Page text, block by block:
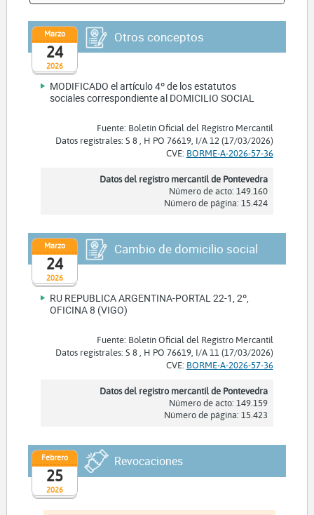
2026
Marzo
24
Otros conceptos
MODIFICADO el artículo 4º de los estatutos
sociales correspondiente al DOMICILIO SOCIAL
Fuente: Boletín Oficial del Registro Mercantil
Datos registrales: S 8 , H PO 76619, I/A 12 (17/03/2026)
CVE: BORME-A-2026-57-36
Datos del registro mercantil de Pontevedra
Número de acto: 149.160
Número de página: 15.424
2026
Marzo
24
Cambio de domicilio social
RU REPUBLICA ARGENTINA-PORTAL 22-1, 2º,
OFICINA 8 (VIGO)
Fuente: Boletín Oficial del Registro Mercantil
Datos registrales: S 8 , H PO 76619, I/A 11 (17/03/2026)
CVE: BORME-A-2026-57-36
Datos del registro mercantil de Pontevedra
Número de acto: 149.159
Número de página: 15.423
2026
Febrero
25
Revocaciones